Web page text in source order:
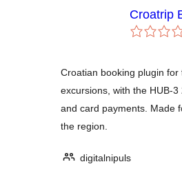
Croatrip
Croatian booking plugin for
excursions, with the HUB-3
and card payments. Made
the region.
digitalnipuls